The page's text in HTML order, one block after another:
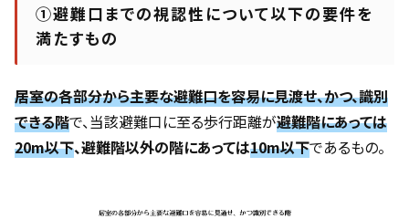
①避難口までの視認性について以下の要件を
満たすもの
居室の各部分から主要な避難口を容易に見渡せ、かつ、識別
できる階で、当該避難口に至る歩行距離が避難階にあっては
20m以下、避難階以外の階にあっては10m以下であるもの。